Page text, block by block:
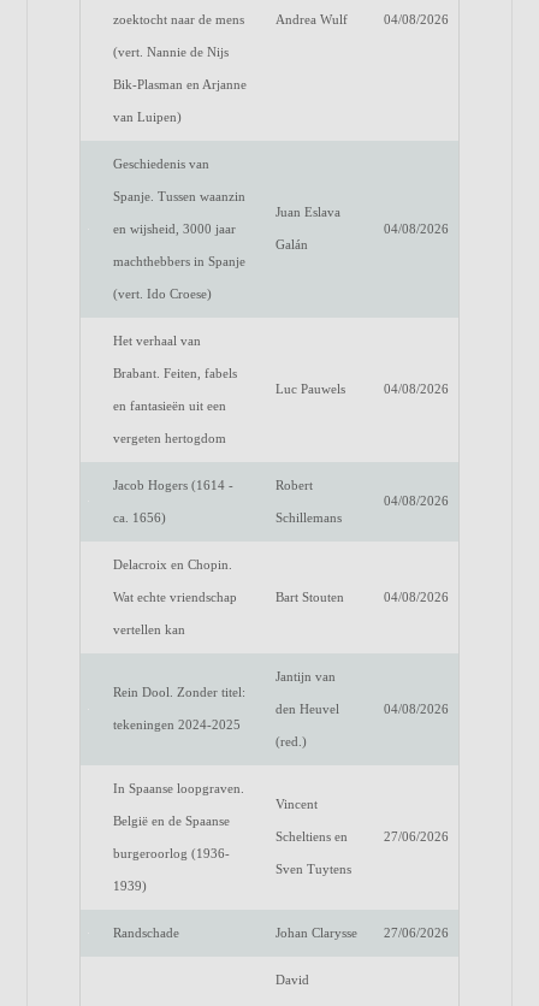
zoektocht naar de mens
(vert. Nannie de Nijs
Bik-Plasman en Arjanne
van Luipen)
Andrea Wulf 04/08/2026
Geschiedenis van
Spanje. Tussen waanzin
en wijsheid, 3000 jaar
machthebbers in Spanje
(vert. Ido Croese)
Juan Eslava
Galán
04/08/2026
Het verhaal van
Brabant. Feiten, fabels
en fantasieën uit een
vergeten hertogdom
Luc Pauwels 04/08/2026
Jacob Hogers (1614 -
ca. 1656)
Robert
Schillemans
04/08/2026
Delacroix en Chopin.
Wat echte vriendschap
vertellen kan
Bart Stouten 04/08/2026
Rein Dool. Zonder titel:
tekeningen 2024-2025
Jantijn van
den Heuvel
(red.)
04/08/2026
In Spaanse loopgraven.
België en de Spaanse
burgeroorlog (1936-
1939)
Vincent
Scheltiens en
Sven Tuytens
27/06/2026
Randschade Johan Clarysse 27/06/2026
David